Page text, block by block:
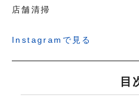
店舗清掃
Instagramで見る
目